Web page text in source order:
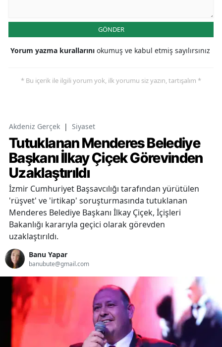
GÖNDER
Yorum yazma kurallarını okumuş ve kabul etmiş sayılırsınız
* Bu içerik ile ilgili yorum yok, ilk yorumu siz yazın, tartışalım *
Akdeniz Gerçek | Siyaset
Tutuklanan Menderes Belediye
Başkanı İlkay Çiçek Görevinden
Uzaklaştırıldı
İzmir Cumhuriyet Başsavcılığı tarafından yürütülen
'rüşvet' ve 'irtikap' soruşturmasında tutuklanan
Menderes Belediye Başkanı İlkay Çiçek, İçişleri
Bakanlığı kararıyla geçici olarak görevden
uzaklaştırıldı.
Banu Yapar
banubute@gmail.com